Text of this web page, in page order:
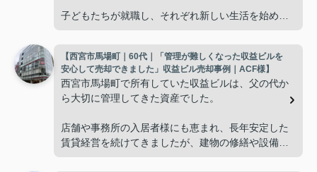
子どもたちが就職し、それぞれ新しい生活を始める
使わない部屋が増え、
「今の私たちには少し広すぎるね。」
掃除や管理の負担も考え、夫婦二人にちょうど良い
【西宮市馬場町｜60代｜「管理が難しくなった収益ビルを
安心して売却できました」収益ビル売却事例｜ACF様】
西宮市馬場町で所有していた収益ビルは、父の代か
ら大切に管理してきた資産でした。
店舗や事務所の入居者様にも恵まれ、長年安定した
賃貸経営を続けてきましたが、建物の修繕や設備更